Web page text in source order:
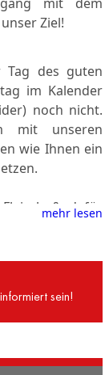
mit dem
Ziel!
des guten
im Kalender
noch nicht.
mit unseren
wie Ihnen ein
& dafür
dem Leben
wo Ihr
mehr lesen
sein!